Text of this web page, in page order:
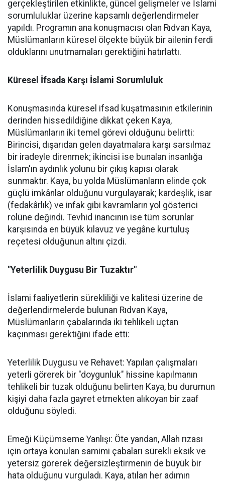
gerçekleştirilen etkinlikte, güncel gelişmeler ve İslami
sorumluluklar üzerine kapsamlı değerlendirmeler
yapıldı. Programın ana konuşmacısı olan Rıdvan Kaya,
Müslümanların küresel ölçekte büyük bir ailenin ferdi
olduklarını unutmamaları gerektiğini hatırlattı.
Küresel İfsada Karşı İslami Sorumluluk
Konuşmasında küresel ifsad kuşatmasının etkilerinin
derinden hissedildiğine dikkat çeken Kaya,
Müslümanların iki temel görevi olduğunu belirtti:
Birincisi, dışarıdan gelen dayatmalara karşı sarsılmaz
bir iradeyle direnmek; ikincisi ise bunalan insanlığa
İslam'ın aydınlık yolunu bir çıkış kapısı olarak
sunmaktır. Kaya, bu yolda Müslümanların elinde çok
güçlü imkânlar olduğunu vurgulayarak; kardeşlik, isar
(fedakârlık) ve infak gibi kavramların yol gösterici
rolüne değindi. Tevhid inancının ise tüm sorunlar
karşısında en büyük kılavuz ve yegâne kurtuluş
reçetesi olduğunun altını çizdi.
"Yeterlilik Duygusu Bir Tuzaktır"
İslami faaliyetlerin sürekliliği ve kalitesi üzerine de
değerlendirmelerde bulunan Rıdvan Kaya,
Müslümanların çabalarında iki tehlikeli uçtan
kaçınması gerektiğini ifade etti:
Yeterlilik Duygusu ve Rehavet: Yapılan çalışmaları
yeterli görerek bir "doygunluk" hissine kapılmanın
tehlikeli bir tuzak olduğunu belirten Kaya, bu durumun
kişiyi daha fazla gayret etmekten alıkoyan bir zaaf
olduğunu söyledi.
Emeği Küçümseme Yanlışı: Öte yandan, Allah rızası
için ortaya konulan samimi çabaları sürekli eksik ve
yetersiz görerek değersizleştirmenin de büyük bir
hata olduğunu vurguladı. Kaya, atılan her adımın